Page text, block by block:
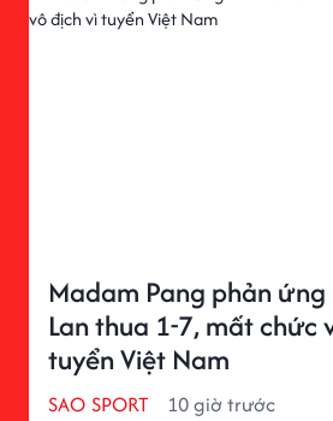
Madam Pang phản ứng
Lan thua 1-7, mất chức
tuyển Việt Nam
SAO SPORT 10 giờ trước